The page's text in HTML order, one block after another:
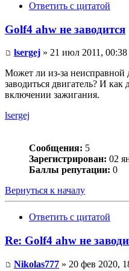
Ответить с цитатой
Golf4 ahw не заводится
lsergej » 21 июл 2011, 00:38
Может ли из-за неисправной
заводиться двигатель? И как
включении зажигания.
lsergej
Сообщения: 5
Зарегистрирован: 02
Баллы репутации: 0
Вернуться к началу
Ответить с цитатой
Re: Golf4 ahw не
Nikolas777 » 20 фев 2020,